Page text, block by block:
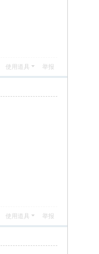
使用道具 举报
使用道具 举报